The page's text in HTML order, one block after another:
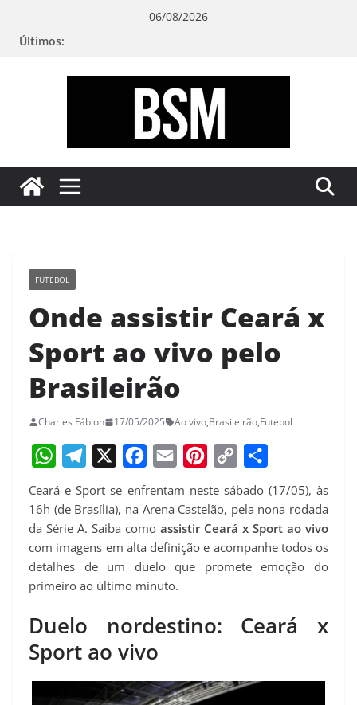
06/08/2026
Últimos:
sua
Mente
FUTEBOL
Onde assistir Ceará x
Sport ao vivo pelo
Brasileirão
Charles Fábion 17/05/2025 Ao vivo,Brasileirão,Futebol
h
a
t
s
p
p
e
l
e
g
a
m
a
c
e
b
o
k
m
a
i
l
i
n
t
e
e
o
p
y
L
n
h
a
r
e
Ceará e Sport se enfrentam neste sábado (17/05), às
16h (de Brasília), na Arena Castelão, pela nona rodada
da Série A. Saiba como assistir Ceará x Sport ao vivo
com imagens em alta definição e acompanhe todos os
detalhes de um duelo que promete emoção do
primeiro ao último minuto.
Duelo nordestino: Ceará x
Sport ao vivo